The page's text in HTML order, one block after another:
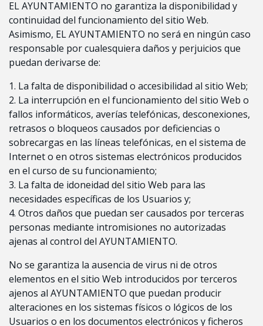
EL AYUNTAMIENTO no garantiza la disponibilidad y
continuidad del funcionamiento del sitio Web.
Asimismo, EL AYUNTAMIENTO no será en ningún caso
responsable por cualesquiera daños y perjuicios que
puedan derivarse de:
1. La falta de disponibilidad o accesibilidad al sitio Web;
2. La interrupción en el funcionamiento del sitio Web o
fallos informáticos, averías telefónicas, desconexiones,
retrasos o bloqueos causados por deficiencias o
sobrecargas en las líneas telefónicas, en el sistema de
Internet o en otros sistemas electrónicos producidos
en el curso de su funcionamiento;
3. La falta de idoneidad del sitio Web para las
necesidades específicas de los Usuarios y;
4. Otros daños que puedan ser causados por terceras
personas mediante intromisiones no autorizadas
ajenas al control del AYUNTAMIENTO.
No se garantiza la ausencia de virus ni de otros
elementos en el sitio Web introducidos por terceros
ajenos al AYUNTAMIENTO que puedan producir
alteraciones en los sistemas físicos o lógicos de los
Usuarios o en los documentos electrónicos y ficheros